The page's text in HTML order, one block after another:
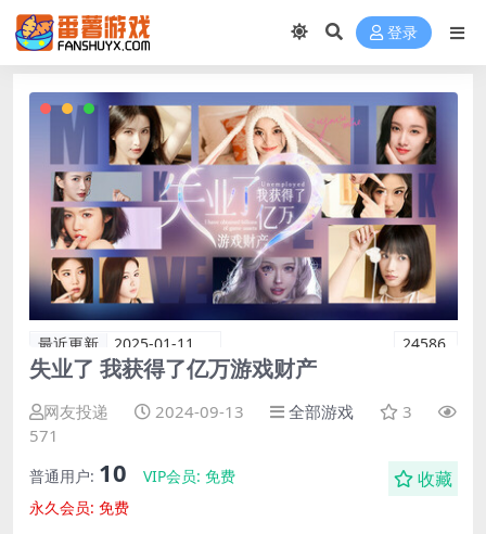
登录
最近更新 2025-01-11 24586
失业了 我获得了亿万游戏财产
网友投递 2024-09-13 全部游戏
3
571
普通用户: 10 VIP会员: 免费
永久会员: 免费
收藏